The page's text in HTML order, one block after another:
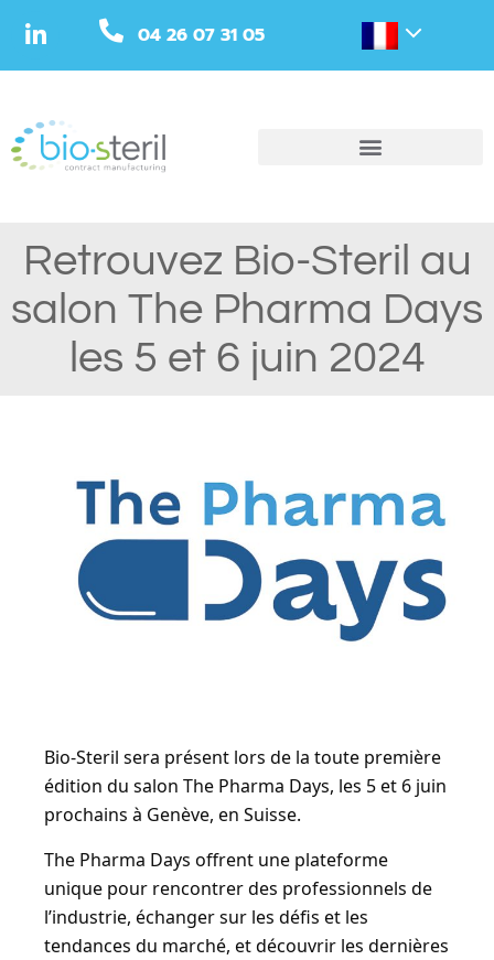
04 26 07 31 05
Retrouvez Bio-Steril au
salon The Pharma Days
les 5 et 6 juin 2024
Bio-Steril sera présent lors de la toute première
édition du salon The Pharma Days, les 5 et 6 juin
prochains à Genève, en Suisse.
The Pharma Days offrent une plateforme
unique pour rencontrer des professionnels de
l’industrie, échanger sur les défis et les
tendances du marché, et découvrir les dernières